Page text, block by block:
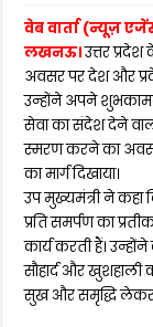
वेब वार्ता (न्यूज़
लखनऊ।उत्तर
अवसर पर देश और
उन्होंने अपने
सेवा का संदेश देने
स्मरण करने का अवसर
का मार्ग दिखाया।
उप मुख्यमंत्री ने कहा
प्रति समर्पण का
कार्य करती हैं।
सौहार्द और
सुख और समृद्धि